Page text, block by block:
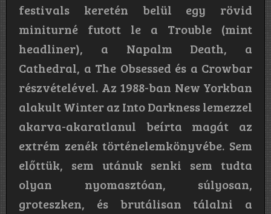
festivals keretén belül egy rövid
miniturné futott le a Trouble (mint
headliner), a Napalm Death, a
Cathedral, a The Obsessed és a Crowbar
részvételével. Az 1988-ban New Yorkban
alakult Winter az Into Darkness lemezzel
akarva-akaratlanul beírta magát az
extrém zenék történelemkönyvébe. Sem
előttük, sem utánuk senki sem tudta
olyan nyomasztóan, súlyosan,
groteszken, és brutálisan tálalni a